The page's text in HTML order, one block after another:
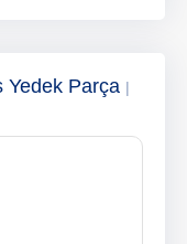
Yedek Parça |